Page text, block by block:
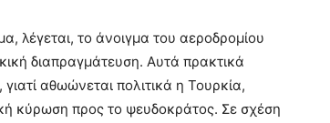
λέγεται, το άνοιγμα του αεροδρομίου
διαπραγμάτευση. Αυτά πρακτικά
αθωώνεται πολιτικά η Τουρκία,
κύρωση προς το ψευδοκράτος. Σε σχέση